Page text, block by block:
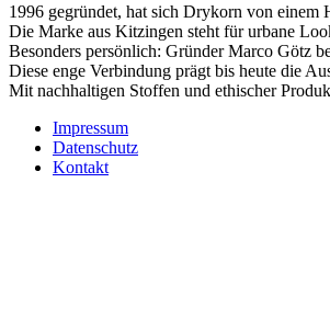
1996 gegründet, hat sich Drykorn von einem
Die Marke aus Kitzingen steht für urbane
Besonders persönlich: Gründer Marco Götz
Diese enge Verbindung prägt bis heute die
Mit nachhaltigen Stoffen und ethischer
Impressum
Datenschutz
Kontakt